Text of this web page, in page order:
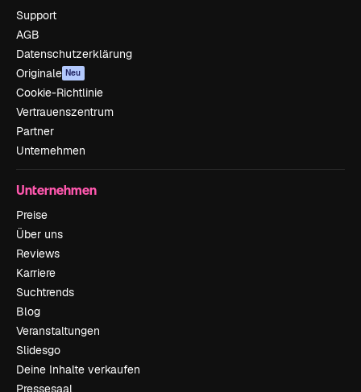
Support
AGB
Datenschutzerklärung
Originale Neu
Cookie-Richtlinie
Vertrauenszentrum
Partner
Unternehmen
Unternehmen
Preise
Über uns
Reviews
Karriere
Suchtrends
Blog
Veranstaltungen
Slidesgo
Deine Inhalte verkaufen
Pressesaal